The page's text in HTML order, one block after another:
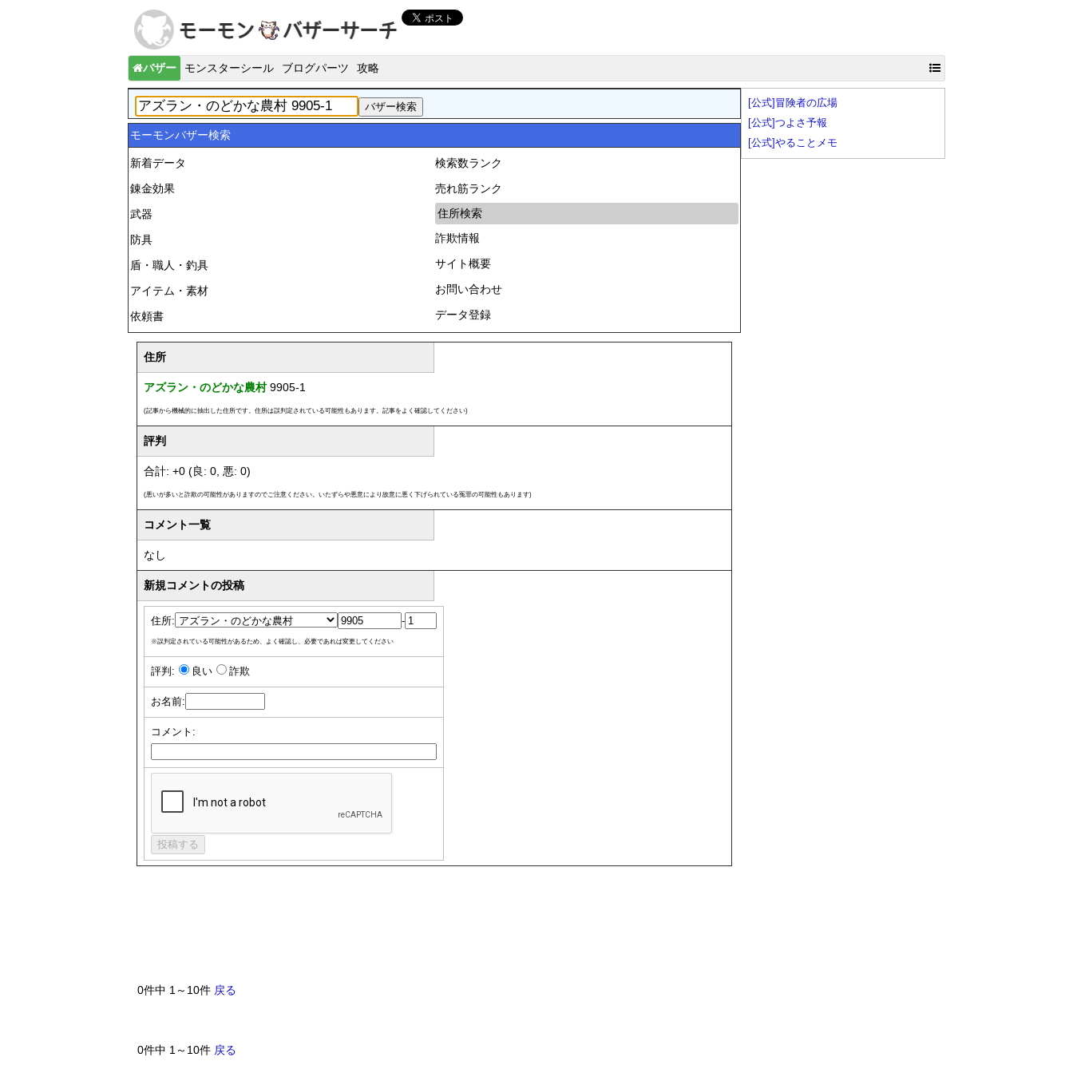
バザー モンスターシール ブログパーツ 攻略
モーモンバザー検索
新着データ
錬金効果
武器
防具
盾・職人・釣具
アイテム・素材
依頼書
検索数ランク
売れ筋ランク
住所検索
詐欺情報
サイト概要
お問い合わせ
データ登録
住所
アズラン・のどかな農村9905-1
(記事から機械的に抽出した住所です。住所は誤判定されている可能性もあります。記事をよく確認してください)
評判
合計: +0 (良: 0, 悪: 0)
(悪いが多いと詐欺の可能性がありますのでご注意ください。いたずらや悪意により故意に悪く下げられている冤罪の可能性もあります)
コメント一覧
なし
新規コメントの投稿
住所: -
※誤判定されている可能性があるため、よく確認し、必要であれば変更してください
評判: 良い 詐欺
お名前:
コメント:
0件中 1～10件 戻る
0件中 1～10件 戻る
[公式]冒険者の広場
[公式]つよさ予報
[公式]やることメモ